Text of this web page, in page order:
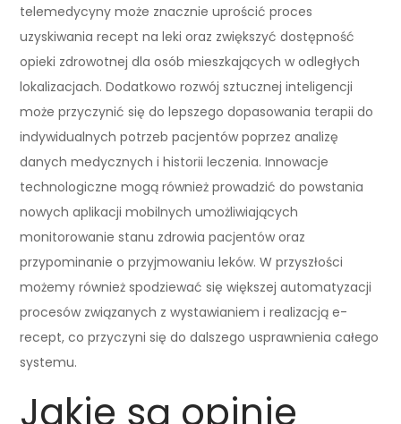
telemedycyny może znacznie uprościć proces
uzyskiwania recept na leki oraz zwiększyć dostępność
opieki zdrowotnej dla osób mieszkających w odległych
lokalizacjach. Dodatkowo rozwój sztucznej inteligencji
może przyczynić się do lepszego dopasowania terapii do
indywidualnych potrzeb pacjentów poprzez analizę
danych medycznych i historii leczenia. Innowacje
technologiczne mogą również prowadzić do powstania
nowych aplikacji mobilnych umożliwiających
monitorowanie stanu zdrowia pacjentów oraz
przypominanie o przyjmowaniu leków. W przyszłości
możemy również spodziewać się większej automatyzacji
procesów związanych z wystawianiem i realizacją e-
recept, co przyczyni się do dalszego usprawnienia całego
systemu.
Jakie są opinie